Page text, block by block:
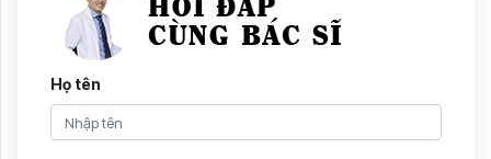
Họ tên